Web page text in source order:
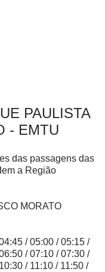
PAULISTA
- EMTU
das passagens das
a Região
MORATO
/ 05:00 / 05:15 /
/ 07:10 / 07:30 /
/ 11:10 / 11:50 /